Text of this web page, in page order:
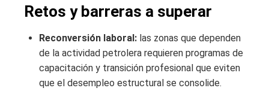
Retos y barreras a superar
Reconversión laboral: las zonas que dependen
de la actividad petrolera requieren programas de
capacitación y transición profesional que eviten
que el desempleo estructural se consolide.